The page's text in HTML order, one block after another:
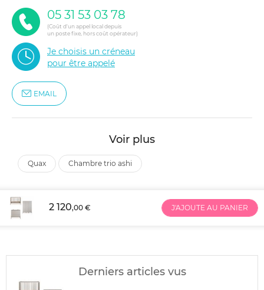
05 31 53 03 78
(Coût d'un appel local depuis
un poste fixe, hors coût opérateur)
Je choisis un créneau
pour être appelé
EMAIL
Voir plus
quax chambre trio ashi
2 120,00 € J'AJOUTE AU PANIER
Derniers articles vus